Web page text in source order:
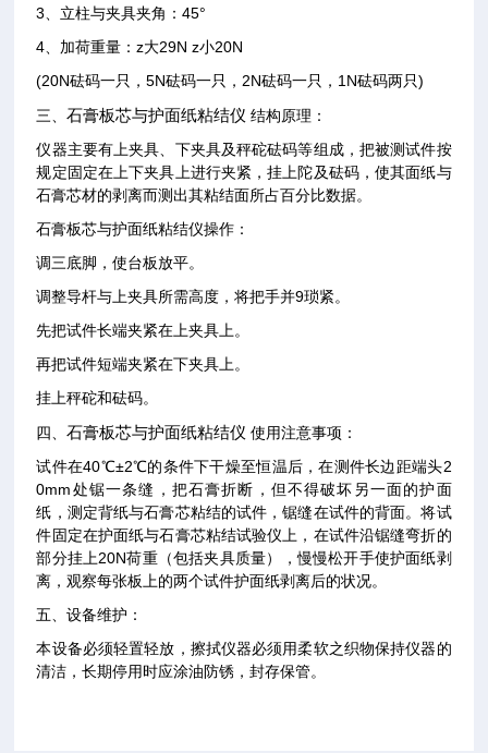
3 、立柱与夹具夹角：45°
4 、加荷重量：z大29N z小20N
(20N砝码一只，5N砝码一只，2N砝码一只，1N砝码两只)
三、石膏板芯与护面纸粘结仪 结构原理：
仪器主要有上夹具、下夹具及秤砣砝码等组成，把被测试件按
规定固定在上下夹具上进行夹紧，挂上陀及砝码，使其面纸与
石膏芯材的剥离而测出其粘结面所占百分比数据。
石膏板芯与护面纸粘结仪操作：
调三底脚，使台板放平。
调整导杆与上夹具所需高度，将把手并9琐紧。
先把试件长端夹紧在上夹具上。
再把试件短端夹紧在下夹具上。
挂上秤砣和砝码。
四、石膏板芯与护面纸粘结仪 使用注意事项：
试件在40℃±2℃的条件下干燥至恒温后，在测件长边距端头2
0mm处锯一条缝，把石膏折断，但不得破坏另一面的护面
纸，测定背纸与石膏芯粘结的试件，锯缝在试件的背面。将试
件固定在护面纸与石膏芯粘结试验仪上，在试件沿锯缝弯折的
部分挂上20N荷重（包括夹具质量），慢慢松开手使护面纸剥
离，观察每张板上的两个试件护面纸剥离后的状况。
五、设备维护：
本设备必须轻置轻放，擦拭仪器必须用柔软之织物保持仪器的
清洁，长期停用时应涂油防锈，封存保管。